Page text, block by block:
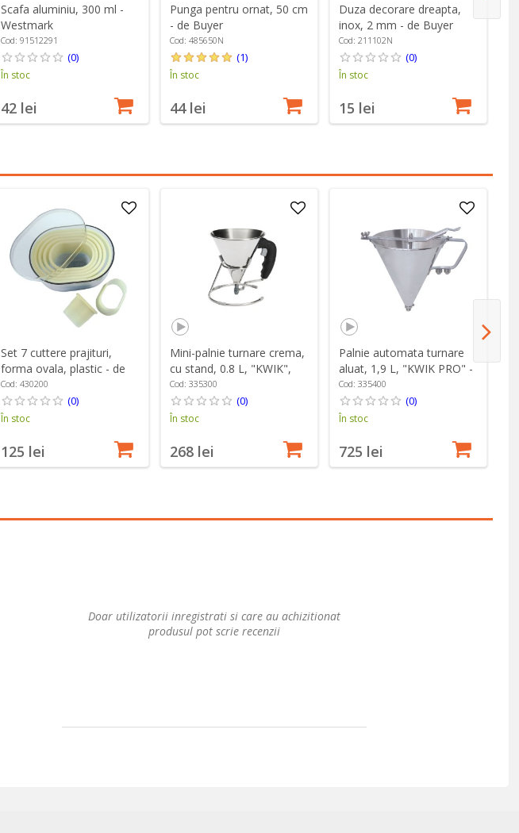
Scafa aluminiu, 300 ml -
Westmark
Cod: 91512291
(0)
În stoc
42 lei
Punga pentru ornat, 50 cm
- de Buyer
Cod: 485650N
(1)
În stoc
44 lei
Duza decorare dreapta,
inox, 2 mm - de Buyer
Cod: 211102N
(0)
În stoc
15 lei
Set 7 cuttere prajituri,
forma ovala, plastic - de
Buyer
Cod: 430200
(0)
În stoc
125 lei
Mini-palnie turnare crema,
cu stand, 0.8 L, "KWIK",
Negru - de Buyer
Cod: 335300
(0)
În stoc
268 lei
Palnie automata turnare
aluat, 1,9 L, "KWIK PRO" -
de Buyer
Cod: 335400
(0)
În stoc
725 lei
Doar utilizatorii inregistrati si care au achizitionat
produsul pot scrie recenzii